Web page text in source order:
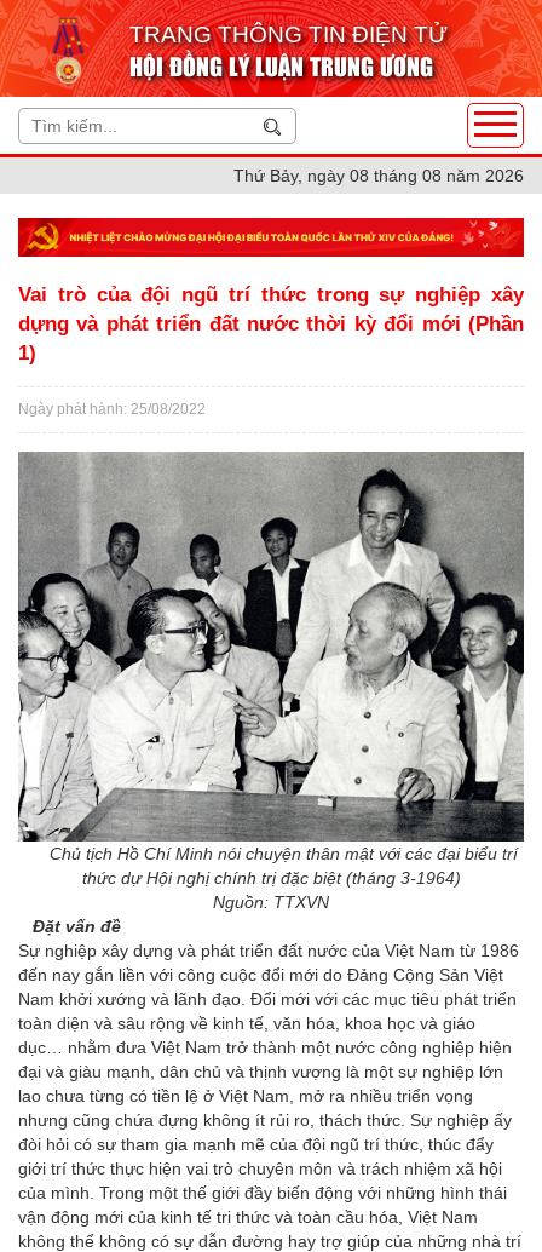
TRANG THÔNG TIN ĐIỆN TỬ
HỘI ĐỒNG LÝ LUẬN TRUNG ƯƠNG
Thứ Bảy, ngày 08 tháng 08 năm 2026
Vai trò của đội ngũ trí thức trong sự nghiệp xây
dựng và phát triển đất nước thời kỳ đổi mới (Phần
1)
Ngày phát hành: 25/08/2022
Chủ tịch Hồ Chí Minh nói chuyện thân mật với các đại biểu trí
thức dự Hội nghị chính trị đặc biệt (tháng 3-1964)
Nguồn: TTXVN
Đặt vấn đề
Sự nghiệp xây dựng và phát triển đất nước của Việt Nam từ 1986
đến nay gắn liền với công cuộc đổi mới do Đảng Cộng Sản Việt
Nam khởi xướng và lãnh đạo. Đổi mới với các mục tiêu phát triển
toàn diện và sâu rộng về kinh tế, văn hóa, khoa học và giáo
dục… nhằm đưa Việt Nam trở thành một nước công nghiệp hiện
đại và giàu mạnh, dân chủ và thịnh vượng là một sự nghiệp lớn
lao chưa từng có tiền lệ ở Việt Nam, mở ra nhiều triển vọng
nhưng cũng chứa đựng không ít rủi ro, thách thức. Sự nghiệp ấy
đòi hỏi có sự tham gia mạnh mẽ của đội ngũ trí thức, thúc đẩy
giới trí thức thực hiện vai trò chuyên môn và trách nhiệm xã hội
của mình. Trong một thế giới đầy biến động với những hình thái
vận động mới của kinh tế tri thức và toàn cầu hóa, Việt Nam
không thể không có sự dẫn đường hay trợ giúp của những nhà trí